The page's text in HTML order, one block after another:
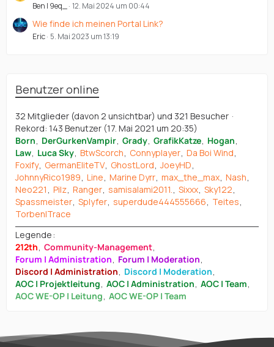
Ben | 9eq_ 12. Mai 2024 um 00:44
Wie finde ich meinen Portal Link?
Eric 5. Mai 2023 um 13:19
Benutzer online
32 Mitglieder (davon 2 unsichtbar) und 321 Besucher
Rekord: 143 Benutzer (17. Mai 2021 um 20:35)
Born
DerGurkenVampir Grady GrafikKatze Hogan
Law Luca Sky BtwScorch Connyplayer Da Boi Wind
Foxify GermanEliteTV GhostLord JoeyHD
JohnnyRico1989 Line Marine Dyrr max_the_max Nash
Neo221
Pilz Ranger samisalami2011. Sixxx Sky122
Spassmeister Splyfer superdude444555666
Teites
Torben|Trace
Legende
212th Community-Management
Forum | Administration
Forum | Moderation
Discord | Administration
Discord | Moderation
AOC | Projektleitung AOC | Administration AOC | Team
AOC WE-OP | Leitung AOC WE-OP | Team